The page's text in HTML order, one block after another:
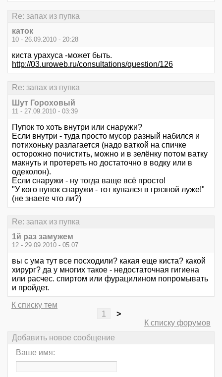
Re: запах из пупка
каток
10 - 26.09.2010 - 20:28
киста урахуса -может быть.
http://03.uroweb.ru/consultations/question/126
Re: запах из пупка
Шут Гороховый
11 - 27.09.2010 - 03:39
Пупок то хоть внутри или снаружи?
Если внутри - туда просто мусор разный набился и
потихоньку разлагается (надо ваткой на спичке
осторожно почистить, можно и в зелёнку потом ватку
макнуть и протереть но достаточно в водку или в
одеколон).
Если снаружи - ну тогда ваще всё просто!
"У кого пупок снаружи - тот купался в грязной луже!"
(не знаете что ли?)
Re: запах из пупка
1й раз замужем
12 - 29.09.2010 - 05:07
вы с ума тут все посходили? какая еще киста? какой
хирург? да у многих такое - недостаточная гигиена
или расчес. спиртом или фурацилином попромывать
и пройдет.
К списку тем
1
>
К списку форумов
Добавить новое сообщение
Ваше имя: